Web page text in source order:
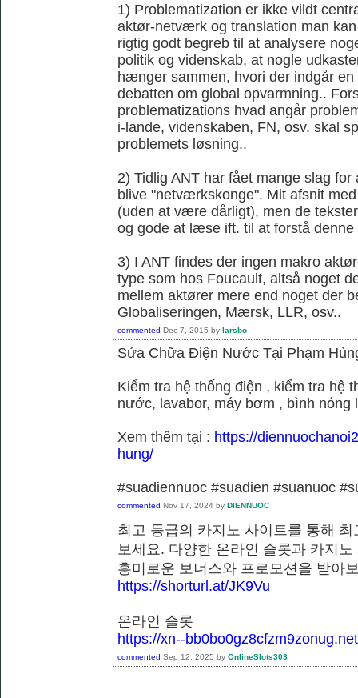
1) Problematization er ikke vildt
aktør-netværk og translation man
rigtig godt begreb til at analysere
politik og videnskab, at nogle
hænger sammen, hvori der indgår
debatten om global opvarmning..
problematizations hvad angår
i-lande, videnskaben, FN, osv. skal
problemets løsning..
2) Tidlig ANT har fået mange slag
blive "netværkskonge". Mit afsnit
(uden at være dårligt), men de
og gode at læse ift. til at forstå denne
3) I ANT findes der ingen makro
type som hos Foucault, altså noget
mellem aktører mere end noget der
Globaliseringen, Mærsk, LLR, osv..
commented Dec 7, 2015 by larsbo
Sửa Chữa Điện Nước Tại Phạm
Kiểm tra hệ thống điện , kiểm tra hệ
nước, lavabor, máy bơm , bình nóng
Xem thêm tại : https://
hung/
#suadiennuoc #suadien #suanuoc
commented Nov 17, 2024 by DIENNUOC
최고 등급의 카지노 사이트를 통해
보세요. 다양한 온라인 슬롯과 카지
흥미로운 보너스와 프로모션을
https://shorturl.at/JK9Vu
온라인 슬롯
https://xn--bb0bo0gz8cfzm9zonug.net
commented Sep 12, 2025 by OnlineSlots303